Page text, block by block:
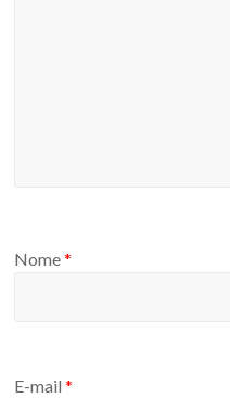
Nome*
E-mail*